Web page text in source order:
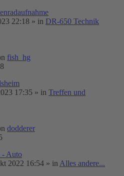
22:18 » in DR-650 Technik
fish_hg
17:35 » in Treffen und
dodderer
- Auto
2022 16:54 » in Alles andere...